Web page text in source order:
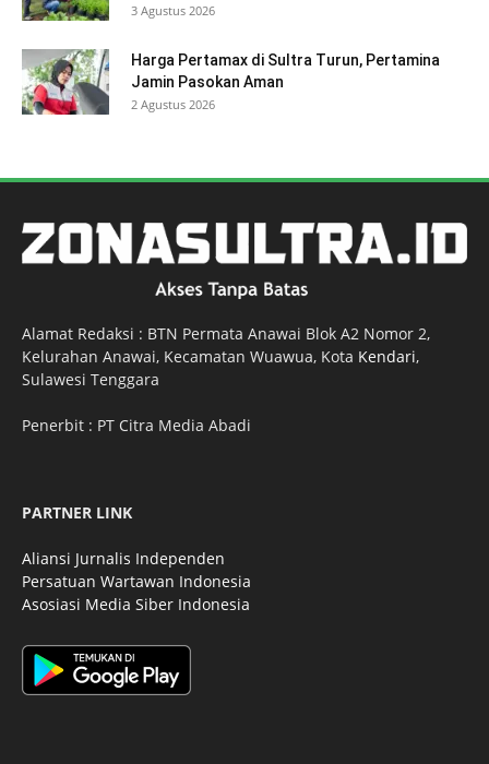
3 Agustus 2026
Harga Pertamax di Sultra Turun, Pertamina
Jamin Pasokan Aman
2 Agustus 2026
Alamat Redaksi : BTN Permata Anawai Blok A2 Nomor 2,
Kelurahan Anawai, Kecamatan Wuawua, Kota Kendari,
Sulawesi Tenggara
Penerbit : PT Citra Media Abadi
PARTNER LINK
Aliansi Jurnalis Independen
Persatuan Wartawan Indonesia
Asosiasi Media Siber Indonesia